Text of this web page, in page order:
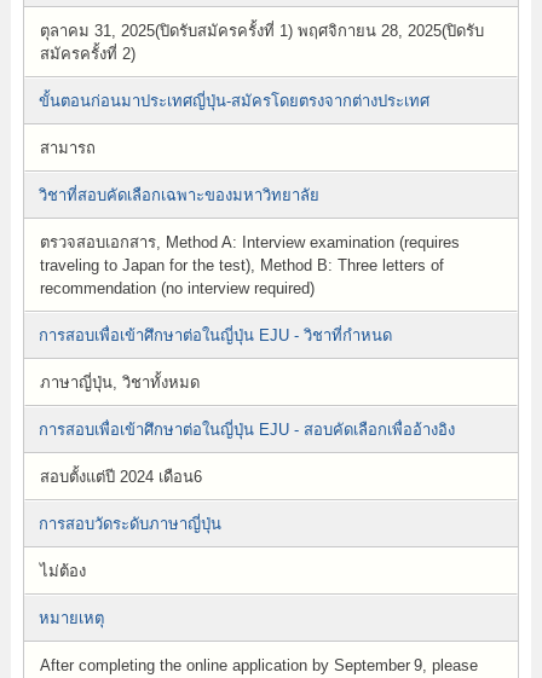
ตุลาคม 31, 2025(ปิดรับสมัครครั้งที่ 1) พฤศจิกายน 28, 2025(ปิดรับ
สมัครครั้งที่ 2)
ขั้นตอนก่อนมาประเทศญี่ปุ่น-สมัครโดยตรงจากต่างประเทศ
สามารถ
วิชาที่สอบคัดเลือกเฉพาะของมหาวิทยาลัย
ตรวจสอบเอกสาร, Method A: Interview examination (requires
traveling to Japan for the test), Method B: Three letters of
recommendation (no interview required)
การสอบเพื่อเข้าศึกษาต่อในญี่ปุ่น EJU - วิชาที่กำหนด
ภาษาญี่ปุ่น, วิชาทั้งหมด
การสอบเพื่อเข้าศึกษาต่อในญี่ปุ่น EJU - สอบคัดเลือกเพื่ออ้างอิง
สอบตั้งแต่ปี 2024 เดือน6
การสอบวัดระดับภาษาญี่ปุ่น
ไม่ต้อง
หมายเหตุ
After completing the online application by September 9, please